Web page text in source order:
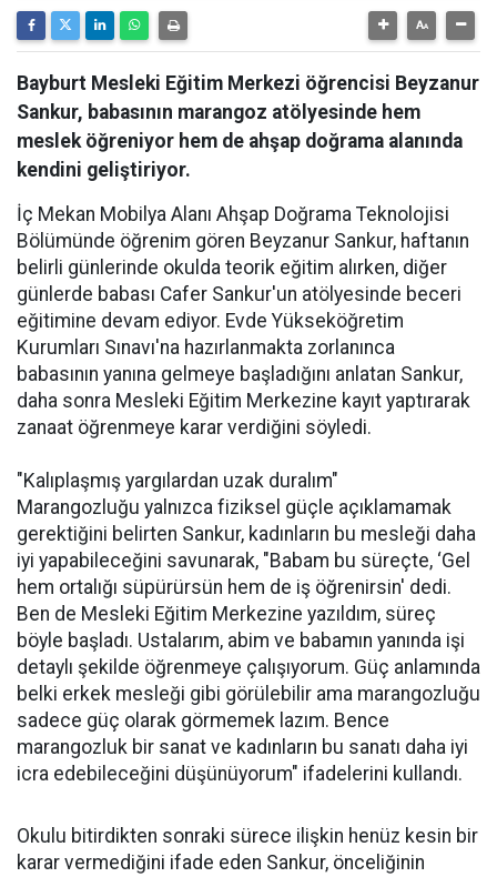
Bayburt Mesleki Eğitim Merkezi öğrencisi Beyzanur
Sankur, babasının marangoz atölyesinde hem
meslek öğreniyor hem de ahşap doğrama alanında
kendini geliştiriyor.
İç Mekan Mobilya Alanı Ahşap Doğrama Teknolojisi
Bölümünde öğrenim gören Beyzanur Sankur, haftanın
belirli günlerinde okulda teorik eğitim alırken, diğer
günlerde babası Cafer Sankur'un atölyesinde beceri
eğitimine devam ediyor. Evde Yükseköğretim
Kurumları Sınavı'na hazırlanmakta zorlanınca
babasının yanına gelmeye başladığını anlatan Sankur,
daha sonra Mesleki Eğitim Merkezine kayıt yaptırarak
zanaat öğrenmeye karar verdiğini söyledi.
"Kalıplaşmış yargılardan uzak duralım"
Marangozluğu yalnızca fiziksel güçle açıklamamak
gerektiğini belirten Sankur, kadınların bu mesleği daha
iyi yapabileceğini savunarak, "Babam bu süreçte, ‘Gel
hem ortalığı süpürürsün hem de iş öğrenirsin' dedi.
Ben de Mesleki Eğitim Merkezine yazıldım, süreç
böyle başladı. Ustalarım, abim ve babamın yanında işi
detaylı şekilde öğrenmeye çalışıyorum. Güç anlamında
belki erkek mesleği gibi görülebilir ama marangozluğu
sadece güç olarak görmemek lazım. Bence
marangozluk bir sanat ve kadınların bu sanatı daha iyi
icra edebileceğini düşünüyorum" ifadelerini kullandı.
Okulu bitirdikten sonraki sürece ilişkin henüz kesin bir
karar vermediğini ifade eden Sankur, önceliğinin